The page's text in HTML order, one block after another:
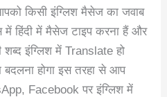
किसी इंग्लिश मैसेज का जवाब
में हिंदी में मैसेज टाइप करना हैं और
शब्द इंग्लिश में Translate हो
होगा इस तरहा से आप
Facebook पर इंग्लिश में